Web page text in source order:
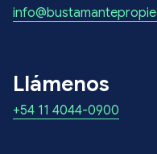
Llámenos
+54 11 4044-0900